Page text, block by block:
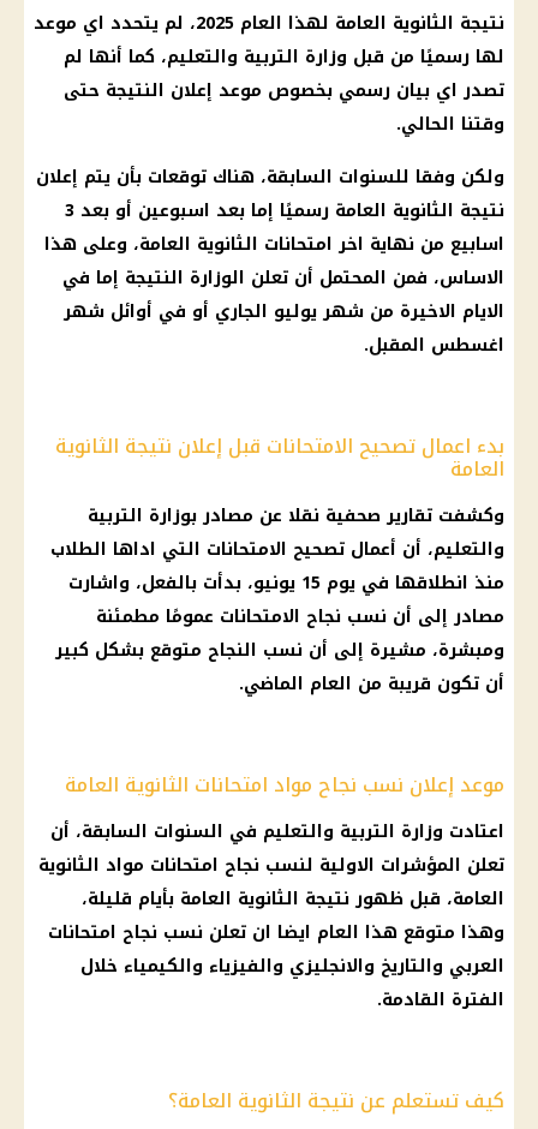
نتيجة الثانوية العامة
لهذا العام 2025، لم يتحدد اي موعد
لها رسميًا من قبل وزارة التربية والتعليم، كما أنها لم
تصدر اي بيان رسمي بخصوص موعد إعلان النتيجة حتى
وقتنا الحالي.
ولكن وفقا للسنوات السابقة، هناك توقعات بأن يتم إعلان
نتيجة الثانوية العامة
رسميًا إما بعد اسبوعين أو بعد 3
اسابيع من نهاية اخرامتحانات الثانوية العامة، وعلى هذا
الاساس، فمن المحتمل أن تعلن الوزارة النتيجة إما في
الايام الاخيرة من شهر يوليو الجاري أو في أوائل شهر
اغسطس المقبل.
بدء اعمال تصحيح الامتحانات قبل إعلان نتيجة الثانوية
العامة
وكشفت تقارير صحفية نقلا عن مصادر بوزارة التربية
والتعليم، أن أعمال تصحيح الامتحانات التي اداها الطلاب
منذ انطلاقها في يوم 15 يونيو، بدأت بالفعل، واشارت
مصادر إلى أن نسب نجاح الامتحانات عمومًا مطمئنة
ومبشرة، مشيرة إلى أن نسب النجاح متوقع بشكل كبير
أن تكون قريبة من العام الماضي.
موعد إعلان نسب نجاح مواد امتحانات الثانوية العامة
اعتادت وزارة التربية والتعليم في السنوات السابقة، أن
تعلن المؤشرات الاولية لنسب نجاح امتحانات مواد الثانوية
العامة، قبل ظهور نتيجة الثانوية العامة بأيام قليلة،
وهذا متوقع هذا العام ايضا ان تعلن نسب نجاح امتحانات
العربي والتاريخ والانجليزي والفيزياء والكيمياء خلال
الفترة القادمة.
كيف تستعلم عن نتيجة الثانوية العامة؟